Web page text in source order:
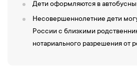
Дети оформляются в
Несовершеннолетние дети
России с близкими
нотариального разрешения от